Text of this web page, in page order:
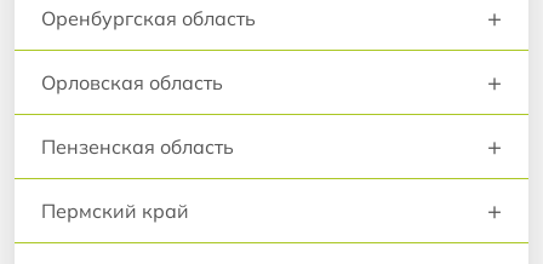
Оренбургская область +
Орловская область +
Пензенская область +
Пермский край +